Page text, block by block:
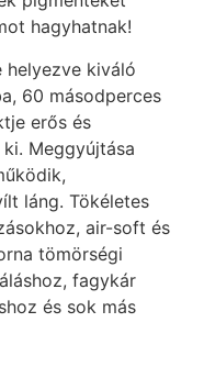
hagyhatnak!
kiváló
60 másodperces
erős és
Meggyújtása
láng. Tökéletes
air-soft és
tömörségi
fagykár
és sok más